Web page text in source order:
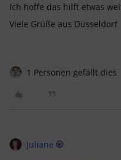
Ich hoffe das hilft etwas
Viele Grüße aus Düsseldorf
1 Personen gefällt dies
Juliane